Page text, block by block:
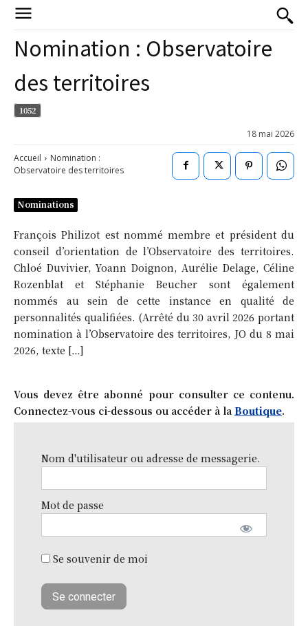
Nomination : Observatoire
des territoires
1052
18 mai 2026
Accueil
Nomination :
Observatoire des territoires
Nominations
François Philizot est nommé membre et président du
conseil d’orientation de l’Observatoire des territoires.
Chloé Duvivier, Yoann Doignon, Aurélie Delage, Céline
Rozenblat et Stéphanie Beucher sont également
nommés au sein de cette instance en qualité de
personnalités qualifiées. (Arrêté du 30 avril 2026 portant
nomination à l’Observatoire des territoires, JO du 8 mai
2026, texte […]
Vous devez être abonné pour consulter ce contenu.
Connectez-vous ci-dessous ou accéder à la Boutique.
Nom d'utilisateur ou adresse de messagerie.
Mot de passe
Se souvenir de moi